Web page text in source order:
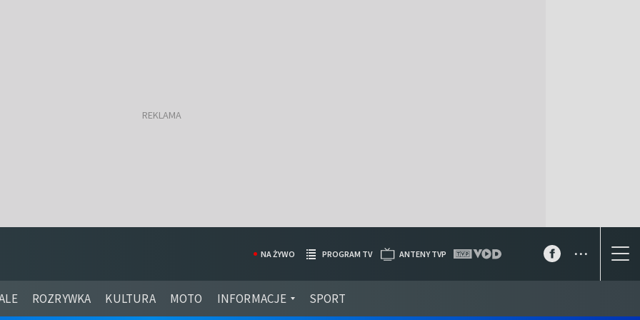
ROZRYWKA KULTURA MOTO INFORMACJE SPORT
NA ŻYWO PROGRAM TV ANTENY TVP ...